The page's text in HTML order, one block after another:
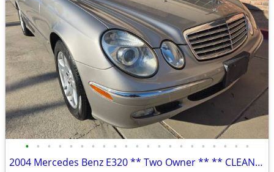
• • • • • • • • • • • • • • • • • • • • •
2004 Mercedes Benz E320 ** Two Owner ** ** CLEAN TITLE ** SMOG DONE